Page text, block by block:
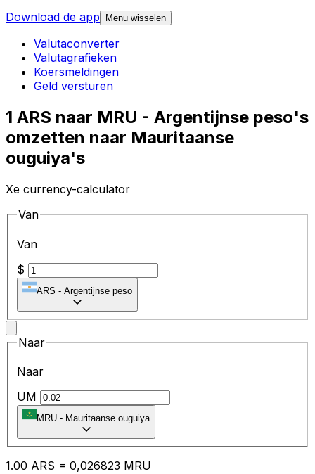
Download de app
Menu wisselen
Valutaconverter
Valutagrafieken
Koersmeldingen
Geld versturen
1 ARS naar MRU - Argentijnse peso's
omzetten naar Mauritaanse
ouguiya's
Xe currency-calculator
Van
Van
$
ARS - Argentijnse peso
Naar
Naar
UM
MRU - Mauritaanse ouguiya
1.00 ARS = 0,026823 MRU